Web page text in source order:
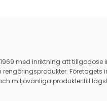
1969 med inriktning att
Företagets
miljövänliga produkter till